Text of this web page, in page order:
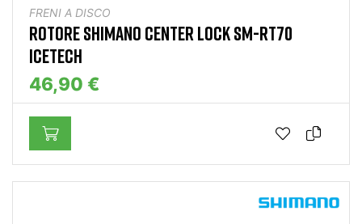
FRENI A DISCO
ROTORE SHIMANO CENTER LOCK SM-RT70
ICETECH
46,90 €